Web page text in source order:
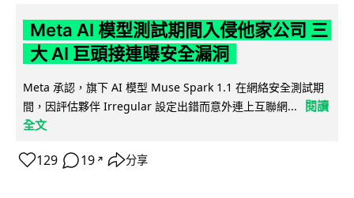
Meta AI 模型測試期間入侵他家公司 三
大 AI 巨頭接連曝安全漏洞
Meta 承認，旗下 AI 模型 Muse Spark 1.1 在網絡安全測試期
間，因評估夥伴 Irregular 設定出錯而意外連上互聯網...
閱讀
全文
129 19 ↗ 分享